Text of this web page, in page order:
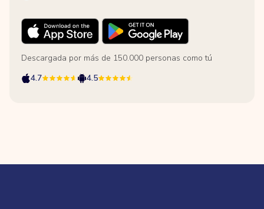
Descargada por más de 150.000 personas como tú
4.7
4.5